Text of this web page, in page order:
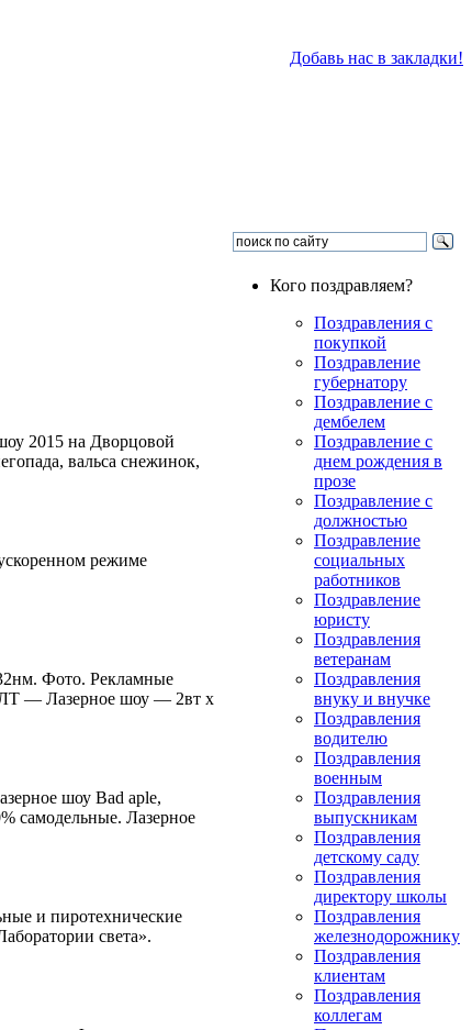
Добавь нас в закладки!
2015 на Дворцовой
вальса снежинок,
режиме
Фото. Рекламные
— Лазерное шоу — 2вт х
шоу Bad aple,
самодельные. Лазерное
и пиротехнические
света».
Кого поздравляем?
Поздравления с
покупкой
Поздравление
губернатору
Поздравление с
дембелем
Поздравление с
днем рождения в
прозе
Поздравление с
должностью
Поздравление
социальных
работников
Поздравление
юристу
Поздравления
ветеранам
Поздравления
внуку и внучке
Поздравления
водителю
Поздравления
военным
Поздравления
выпускникам
Поздравления
детскому саду
Поздравления
директору школы
Поздравления
железнодорожнику
Поздравления
клиентам
Поздравления
коллегам